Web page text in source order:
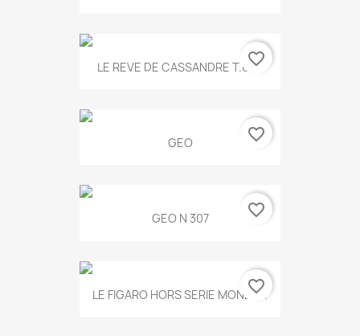
LE REVE DE CASSANDRE T.634
favorite_border
GEO favorite_border
GEO N 307 favorite_border
LE FIGARO HORS SERIE MONET...
favorite_border